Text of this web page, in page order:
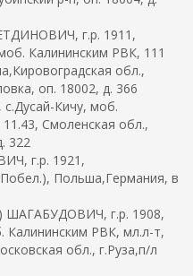
г.р. 1911,
Калининским РВК, 111
обл.,
оп. 18002, д. 366
Кичу, моб.
Смоленская обл.,
322
г.р. 1921,
Польша,Германия, в
г.р. 1908,
Калининским РВК, мл.л-т,
обл., г.Руза,п/л